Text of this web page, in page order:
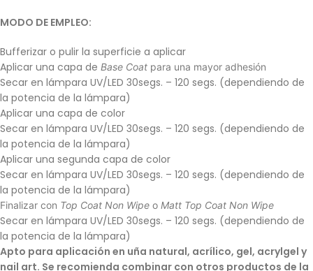
MODO DE EMPLEO:
Bufferizar o pulir la superficie a aplicar
Aplicar una capa de Base Coat para una mayor adhesión
Secar en lámpara UV/LED 30segs. – 120 segs. (dependiendo de
la potencia de la lámpara)
Aplicar una capa de color
Secar en lámpara UV/LED 30segs. – 120 segs. (dependiendo de
la potencia de la lámpara)
Aplicar una segunda capa de color
Secar en lámpara UV/LED 30segs. – 120 segs. (dependiendo de
la potencia de la lámpara)
Finalizar con Top Coat Non Wipe o Matt Top Coat Non Wipe
Secar en lámpara UV/LED 30segs. – 120 segs. (dependiendo de
la potencia de la lámpara)
Apto para aplicación en uña natural, acrílico, gel, acrylgel y
nail art. Se recomienda combinar con otros productos de la